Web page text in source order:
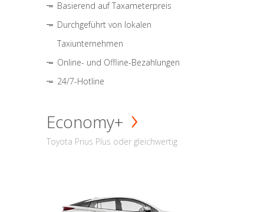
Basierend auf Taxameterpreis
Durchgeführt von lokalen
Taxiunternehmen
Online- und Offline-Bezahlungen
24/7-Hotline
Economy+
Toyota Prius Plus oder gleichwertig